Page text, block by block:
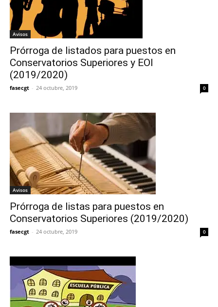
Avisos
Prórroga de listados para puestos en
Conservatorios Superiores y EOI
(2019/2020)
fasecgt - 24 octubre, 2019 0
Avisos
Prórroga de listas para puestos en
Conservatorios Superiores (2019/2020)
fasecgt - 24 octubre, 2019 0